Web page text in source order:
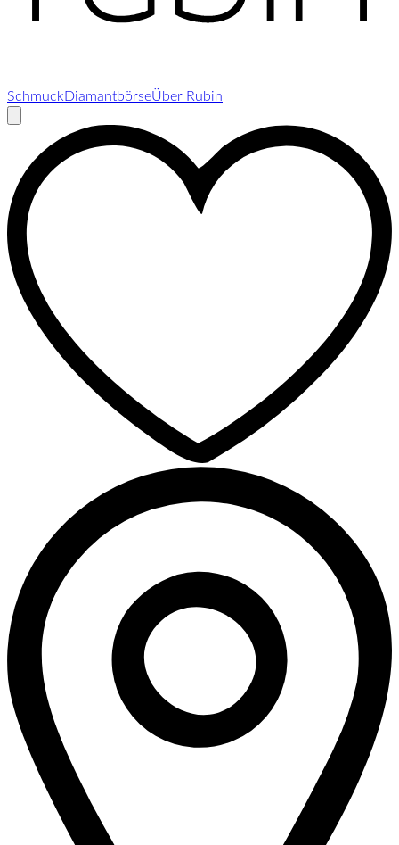
SchmuckDiamantbörseÜber Rubin